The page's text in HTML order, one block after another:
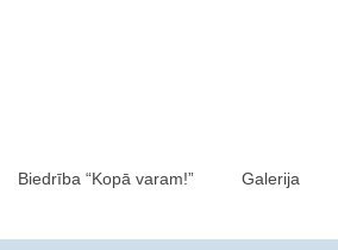
Biedrība “Kopā varam!” Galerija